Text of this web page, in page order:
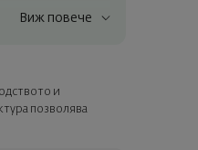
с ваше пожелание.
Виж повече
и
позволява